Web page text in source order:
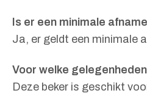
Is er een minimale
Ja, er geldt een minimale
Voor welke
Deze beker is geschikt